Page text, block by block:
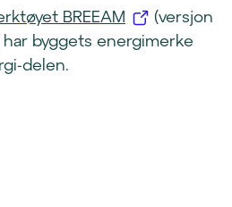
BREEAM
å
(versjon
har byggets energimerke
delen.